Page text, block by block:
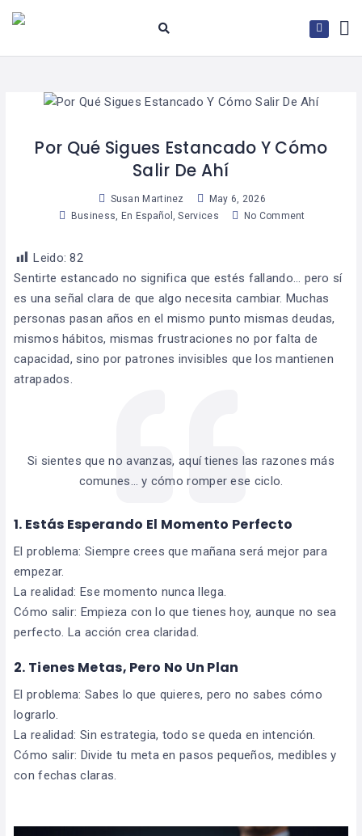
Por Qué Sigues Estancado Y Cómo
Salir De Ahí
Susan Martinez
May 6, 2026
Business, En Español ,Services No Comment
Leido: 82
Sentirte estancado no significa que estés fallando… pero sí
es una señal clara de que algo necesita cambiar. Muchas
personas pasan años en el mismo punto mismas deudas,
mismos hábitos, mismas frustraciones no por falta de
capacidad, sino por patrones invisibles que los mantienen
atrapados.
Si sientes que no avanzas, aquí tienes las razones más
comunes… y cómo romper ese ciclo.
1. Estás Esperando El Momento Perfecto
El problema: Siempre crees que mañana será mejor para
empezar.
La realidad: Ese momento nunca llega.
Cómo salir: Empieza con lo que tienes hoy, aunque no sea
perfecto. La acción crea claridad.
2. Tienes Metas, Pero No Un Plan
El problema: Sabes lo que quieres, pero no sabes cómo
lograrlo.
La realidad: Sin estrategia, todo se queda en intención.
Cómo salir: Divide tu meta en pasos pequeños, medibles y
con fechas claras.